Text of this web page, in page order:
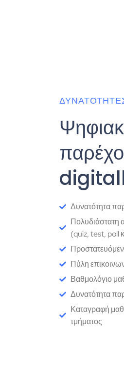
Δυνατότητα
Πολυδιάστατη
(quiz, test, poll
Πύλη
Βαθμολόγιο
Δυνατότητα
Καταγραφή
τμήματος